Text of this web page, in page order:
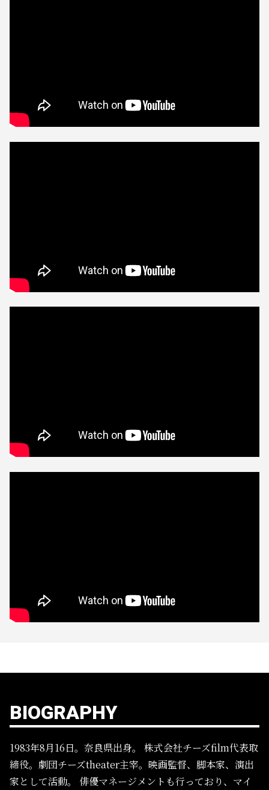
BIOGRAPHY
1983年8月16日。奈良県出身。
株式会社チーズfilm代表取
締役。劇団チーズtheater主宰。映画監督、脚本家、演出
家として活動。
俳優マネージメントも行っており、マイ